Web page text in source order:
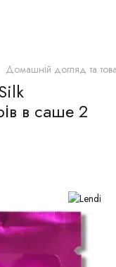
Домашній догляд та
в саше 2